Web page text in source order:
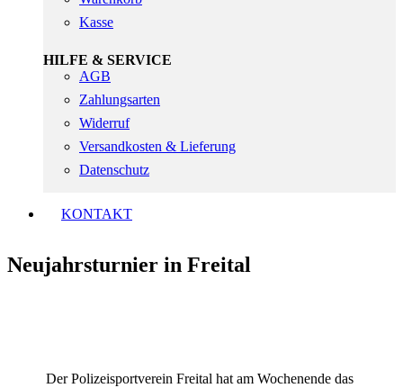
Kasse
HILFE & SERVICE
AGB
Zahlungsarten
Widerruf
Versandkosten & Lieferung
Datenschutz
KONTAKT
Neujahrsturnier in Freital
Der Polizeisportverein Freital hat am Wochenende das